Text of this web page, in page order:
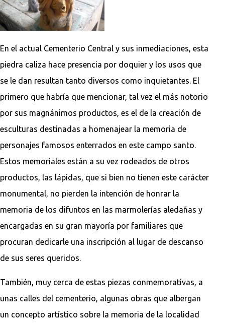
En el actual Cementerio Central y sus inmediaciones, esta
piedra caliza hace presencia por doquier y los usos que
se le dan resultan tanto diversos como inquietantes. El
primero que habría que mencionar, tal vez el más notorio
por sus magnánimos productos, es el de la creación de
esculturas destinadas a homenajear la memoria de
personajes famosos enterrados en este campo santo.
Estos memoriales están a su vez rodeados de otros
productos, las lápidas, que si bien no tienen este carácter
monumental, no pierden la intención de honrar la
memoria de los difuntos en las marmolerías aledañas y
encargadas en su gran mayoría por familiares que
procuran dedicarle una inscripción al lugar de descanso
de sus seres queridos.
También, muy cerca de estas piezas conmemorativas, a
unas calles del cementerio, algunas obras que albergan
un concepto artístico sobre la memoria de la localidad